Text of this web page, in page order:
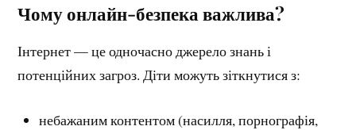
Чому онлайн-безпека важлива?
Інтернет — це одночасно джерело знань і
потенційних загроз. Діти можуть зіткнутися з:
небажаним контентом (насилля, порнографія,